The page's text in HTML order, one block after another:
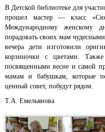
В Детской библиотеке для
прошел мастер — класс
Международному женскому
порадовать своих мам
вечера дети изготовили
корзиночки с цветами.
посвященными весне и самой
мамам и бабушкам, которые
ценный совет, побудут рядом.
Т.А. Емельянова